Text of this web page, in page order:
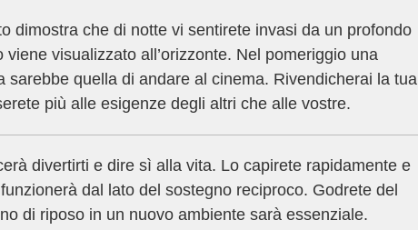
dimostra che di notte vi sentirete invasi da un profondo
visualizzato all’orizzonte. Nel pomeriggio una
sarebbe quella di andare al cinema. Rivendicherai la tua
più alle esigenze degli altri che alle vostre.
divertirti e dire sì alla vita. Lo capirete rapidamente e
dal lato del sostegno reciproco. Godrete del
di riposo in un nuovo ambiente sarà essenziale.